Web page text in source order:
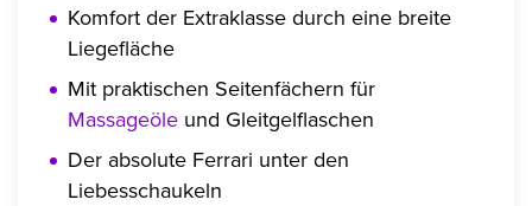
Komfort der Extraklasse durch eine breite
Liegefläche
Mit praktischen Seitenfächern für
Massageöleund Gleitgelflaschen
Der absolute Ferrari unter den
Liebesschaukeln